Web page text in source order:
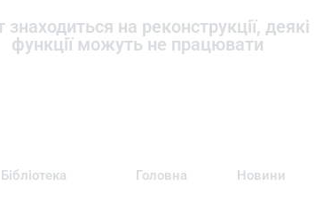
знаходиться на реконструкції, деякі
функції можуть не працювати
Бібліотека Головна Новини